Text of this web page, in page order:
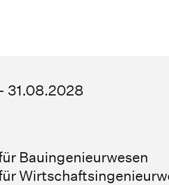
31.08.2028
Bauingenieurwesen